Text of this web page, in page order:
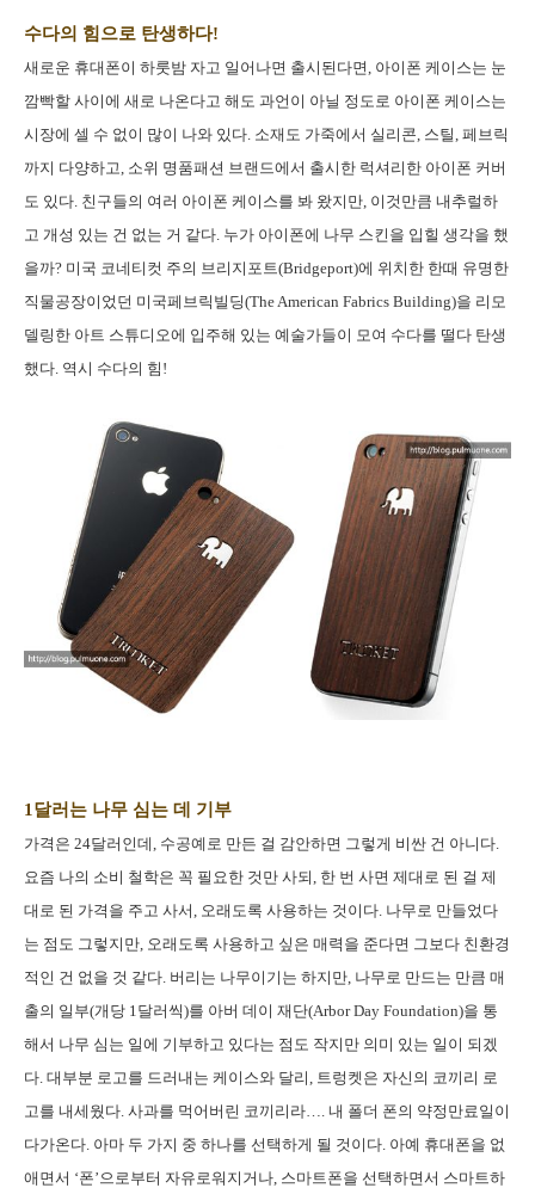
수다의 힘으로 탄생하다!
새로운 휴대폰이 하룻밤 자고 일어나면 출시된다면, 아이폰 케이스는 눈
깜빡할 사이에 새로 나온다고 해도 과언이 아닐 정도로 아이폰 케이스는
시장에 셀 수 없이 많이 나와 있다. 소재도 가죽에서 실리콘, 스틸, 페브릭
까지 다양하고, 소위 명품패션 브랜드에서 출시한 럭셔리한 아이폰 커버
도 있다. 친구들의 여러 아이폰 케이스를 봐 왔지만, 이것만큼 내추럴하
고 개성 있는 건 없는 거 같다. 누가 아이폰에 나무 스킨을 입힐 생각을 했
을까? 미국 코네티컷 주의 브리지포트(Bridgeport)에 위치한 한때 유명한
직물공장이었던 미국페브릭빌딩(The American Fabrics Building)을 리모
델링한 아트 스튜디오에 입주해 있는 예술가들이 모여 수다를 떨다 탄생
했다. 역시 수다의 힘!
1달러는 나무 심는 데 기부
가격은 24달러인데, 수공예로 만든 걸 감안하면 그렇게 비싼 건 아니다.
요즘 나의 소비 철학은 꼭 필요한 것만 사되, 한 번 사면 제대로 된 걸 제
대로 된 가격을 주고 사서, 오래도록 사용하는 것이다. 나무로 만들었다
는 점도 그렇지만, 오래도록 사용하고 싶은 매력을 준다면 그보다 친환경
적인 건 없을 것 같다. 버리는 나무이기는 하지만, 나무로 만드는 만큼 매
출의 일부(개당 1달러씩)를 아버 데이 재단(Arbor Day Foundation)을 통
해서 나무 심는 일에 기부하고 있다는 점도 작지만 의미 있는 일이 되겠
다. 대부분 로고를 드러내는 케이스와 달리, 트렁켓은 자신의 코끼리 로
고를 내세웠다. 사과를 먹어버린 코끼리라…. 내 폴더 폰의 약정만료일이
다가온다. 아마 두 가지 중 하나를 선택하게 될 것이다. 아예 휴대폰을 없
애면서 ‘폰’으로부터 자유로워지거나, 스마트폰을 선택하면서 스마트하